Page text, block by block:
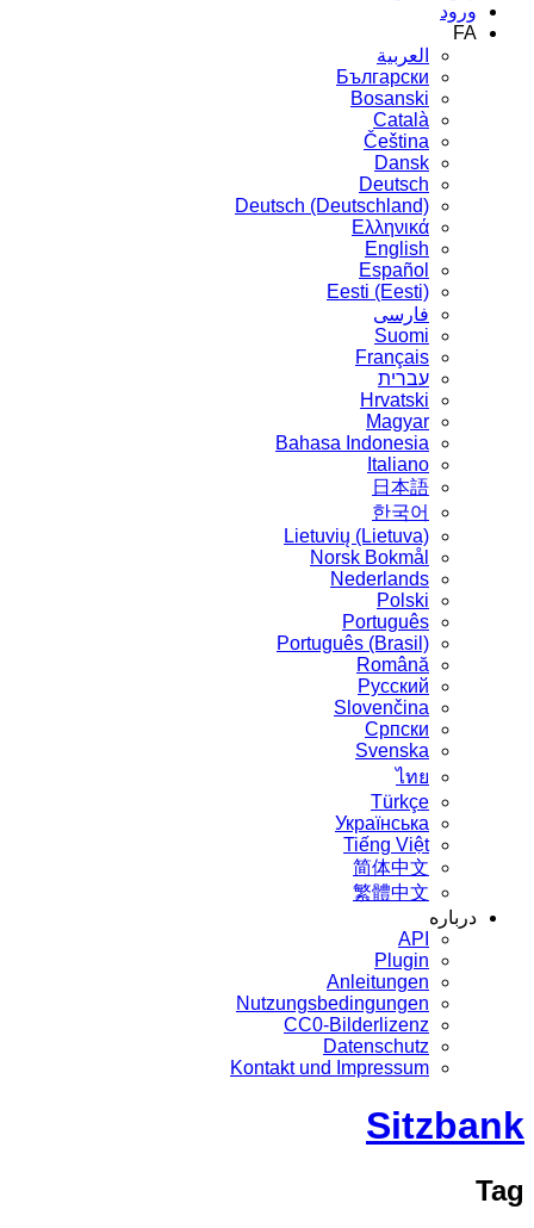
ورود
FA
العربية
Български
Bosanski
Сatalà
Čeština
Dansk
Deutsch
Deutsch (Deutschland)
Ελληνικά
English
Español
Eesti (Eesti)
فارسی
Suomi
Français
עברית
Hrvatski
Magyar
Bahasa Indonesia
Italiano
日本語
한국어
Lietuvių (Lietuva)
‪Norsk Bokmål‬
Nederlands
Polski
Português
Português (Brasil)
Română
Русский
Slovenčina
Српски
Svenska
ไทย
Türkçe
Українська
Tiếng Việt
简体中文
繁體中文
درباره
API
Plugin
Anleitungen
Nutzungsbedingungen
CC0-Bilderlizenz
Datenschutz
Kontakt und Impressum
Sitzbank
Tag